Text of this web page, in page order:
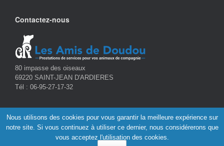
Contactez-nous
80 impasse des oiseaux
69220 SAINT-JEAN D'ARDIERES
Tél : 06-95-27-17-32
© Les Amis de Doudou, garderie pension canine familiale hors-boxes
et à domicile - Saint Jean d'Ardières - Belleville - Rhône -Tous droits
réservés - 2026 -Mentions légales-Politique de confidentialité
Nous utilisons des cookies pour vous garantir la meilleure expérience sur
notre site. Si vous continuez à utiliser ce dernier, nous considérerons que
vous acceptez l'utilisation des cookies.